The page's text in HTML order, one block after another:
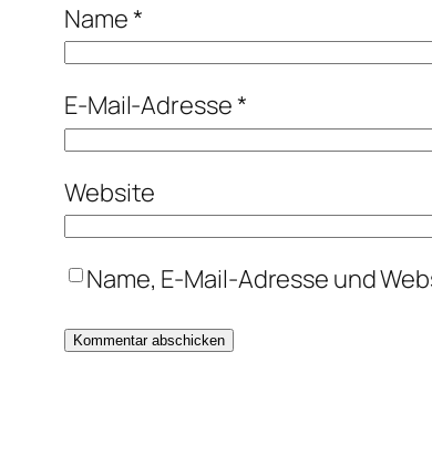
Name*
E-Mail-Adresse*
Website
Name, E-Mail-Adresse und